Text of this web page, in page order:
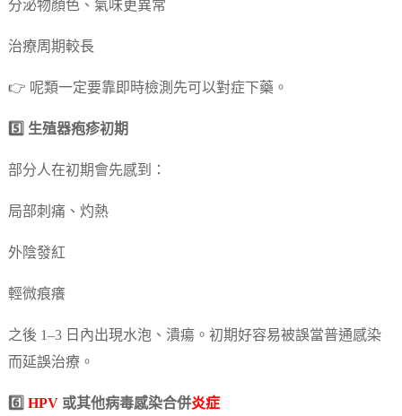
分泌物顏色、氣味更異常
治療周期較長
👉 呢類一定要靠即時檢測先可以對症下藥。
5️⃣ 生殖器疱疹初期
部分人在初期會先感到：
局部刺痛、灼熱
外陰發紅
輕微痕癢
之後 1–3 日內出現水泡、潰瘍。初期好容易被誤當普通感染
而延誤治療。
6️⃣ HPV或其他病毒感染合併炎症